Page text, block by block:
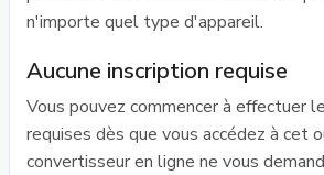
n'importe quel type d'appareil.
Aucune inscription requise
Vous pouvez commencer à effectuer
requises dès que vous accédez à cet
convertisseur en ligne ne vous